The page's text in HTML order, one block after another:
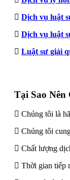
Dịch vụ luật
Dịch vụ luật
Luật sư giải
Tại Sao
Chúng tôi là
Chúng tôi
Chất lượng
Thời gian tiếp